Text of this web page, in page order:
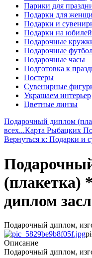
Парики для
Подарки для
Подарки и
Подарки на юбилей
Подарочные
Подарочные
Подарочные часы
Подготовка к
Постеры
Сувенирные
Украшаем интерьер
Цветные линзы
Подарочный диплом
всех...Карта Рыбацких
Вернуться к: Подарки и
(плакетка)
диплом
Подарочный диплом,
Описание
Подарочный диплом,